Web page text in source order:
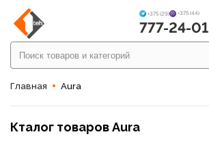
+375 (29) +375 (44)
777-24-01
Главная Aura
Кталог товаров Aura